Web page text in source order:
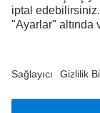
Sağlayıcı
Yasal hatırlatmalar
Veri koruması yol yardım